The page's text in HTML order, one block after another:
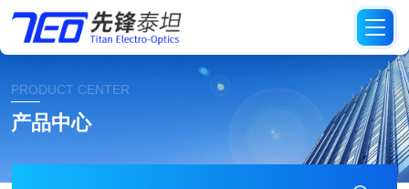
PRODUCT CENTER
产品中心